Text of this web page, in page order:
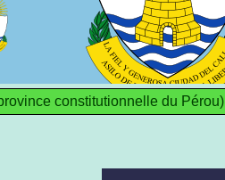
constitutionnelle du Pérou)